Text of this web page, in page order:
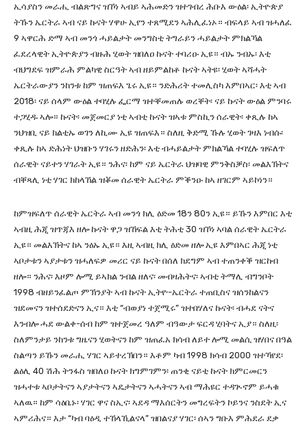
ኢሳያስን መራሒ ብልጽግና ዝኾነ ኣብይ ኣሕመድን ዝተገብረ ሕቡእ ውዕል፡ ኢትዮጵያ
ትኹን ኤርትራ ኣብ ናይ ኩናት ሃዋሁ ኢየን ተጸሚደን ኣሕሊፈነኦ። ብፍላይ ኣብ ዝሓለፈ
9 ኣዋርሕ ድማ ኣብ መንጎ ሓይልታት መንግስቲ ትግራይን ሓይልታት ምክልኻል
ፈደረላዊት ኢትዮጵያን ብዙሕ ሂወት ዝበለዐ ኩናት ተባሪዑ ኢዩ። ብኡ ንብኡ፡ እቲ
ብህግደፍ ዝምራሕ ምልካዊ ስርዓት ኣብ ዘይምልከቶ ኩናት ኣትዩ፡ ሂወት ኣሻሓት
ኤርትራውያን ንከንቱ ከም ዝጠፍእ ጌሩ ኢዩ። ንድሕሪት ተመሊስካ እምበኣር፡ እቲ ኣብ
2018፡ ናይ ሰላም ውዕል ተባሂሉ ፌርማ ዝተቐመጠሉ ወረቐት፡ ናይ ኩናት ውዕል ምንባሩ
ተጋሂዱ ኣሎ። ኩናት፡ መጀመርያ ነቲ ኣብቲ ኩናት ዝኣቱ ምስኪን ሰራዊት፡ ቀጺሉ ከኣ
ንህዝቢ ናይ ክልቲኡ ወገን ለኪሙ ኢዩ ዝጠፍእ። ስለዚ ቅድሚ ኹሉ ሂወት ገዛእ ነብሱ፡
ቀጺሉ ከኣ ድሕነት ህዝቡን ሃገሩን ዘድሕን፡ እቲ ብሓይልታት ምክልኻል ተባሂሉ ዝፍለጥ
ሰራዊት ናይተን ሃገራት ኢዩ። ንሕና፡ ከም ናይ ኤርትራ ህዝባዊ ምንቅስቓስ፡ መልእኽትና
ብቐጻሊ ነቲ ሃገር ክከላኸል ዝቖመ ሰራዊት ኤርትራ ምቕንዑ ከኣ ዘገርም ኣይኮነን።
ከምዝፍለጥ ሰራዊት ኤርትራ ኣብ መንጎ ክሊ ዕድመ 18ን 80ን ኢዩ። ይኹን እምበር እቲ
ኣብዚ ሕጂ ዝጥጃእ ዘሎ ኩናት ዋጋ ዝኸፍል እቲ ትሕቲ 30 ዝኾነ ኣባል ሰራዊት ኤርትራ
ኢዩ። መልእኽትና ከኣ ንዕኡ ኢዩ። እዚ ኣብዚ ክሊ ዕድመ ዘሎ ኢዩ እምበኣር ሕጂ ነቲ
ኣቦታቱን ኣያታቱን ዝሓለፍዎ መሪር ናይ ኩናት በሰለ ክደግም ኣብ ተጠንቀቕ ዝርከብ
ዘሎ። ንሕና፡ እዞም ሎሚ ይኣክል ንብል ዘለና፡ መብዛሕትና፡ ኣብቲ ትማሊ ብግንቦት
1998 ብዘይንፈልጦ ምኽንያት ኣብ ኩናት ኢትዮ-ኤርትራ ተጠቢስና ዝሰንከልናን
ዝደመናን ዝተሰደድናን ኢና። እቲ “ብወያነ ተጀሚሩ” ዝተበሃለና ኩናት፡ ብሓደ ናትና
እንብሎ ሓደ ውልቀ-ሰብ ከም ዝተጀመረ ዓለም ብዓውታ ፍርዳ ሂባትና ኢያ። ስለዚ፡
ስለምንታይ ንከንቱ ግዜናን ሂወትናን ከም ዝጠፈአ ክሳብ ለይተ ሎሚ መልሲ ዝሃበና በዓል
ስልጣን ይኹን መራሒ ሃገር ኣይተረኽበን። እቶም ካብ 1998 ክሳብ 2000 ዝተኻየደ፡
ልዕሊ 40 ሽሕ ትንፋስ ዝበለዐ ኩናት ክግምገምን፡ ጠንቂ ናይቲ ኩናት ክምርመርን
ዝሓተቱ ኣቦታትናን ኣያታትናን ኣዴታትናን ኣሓትናን ኣብ ማሕዩር ተዳጒኖም ይሓቁ
ኣለዉ። ከም ሳዕቤኑ፡ ሃገር ዋና ስኢና፡ ኣደዳ ማእሰርትን መግረፍትን ኮይንና ንስደት ኢና
ኣምሪሕና። እታ “ካብ ባዕዲ ተኸላኺልናላ” ዝበልናያ ሃገር፡ ሰኣን ግቡእ ምሕደራ ደቃ